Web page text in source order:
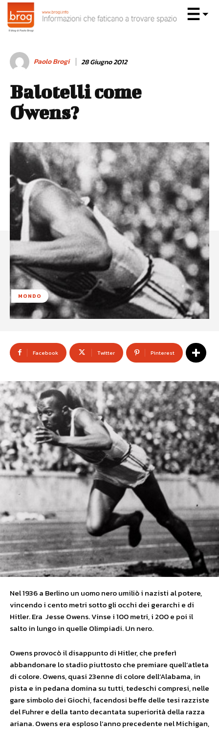
Paolo Brogi 28 Giugno 2012
Balotelli come
Owens?
MONDO
Facebook Twitter Pinterest
Nel 1936 a Berlino un uomo nero umiliò i nazisti al potere,
vincendo i cento metri sotto gli occhi dei gerarchi e di
Hitler. Era Jesse Owens. Vinse i 100 metri, i 200 e poi il
salto in lungo in quelle Olimpiadi. Un nero.
Owens provocò il disappunto di Hitler, che preferì
abbandonare lo stadio piuttosto che premiare quell’atleta
di colore. Owens, quasi 23enne di colore dell’Alabama, in
pista e in pedana domina su tutti, tedeschi compresi, nelle
gare simbolo dei Giochi, facendosi beffe delle tesi razziste
del Fuhrer e della tanto decantata superiorità della razza
ariana. Owens era esploso l’anno precedente nel Michigan,